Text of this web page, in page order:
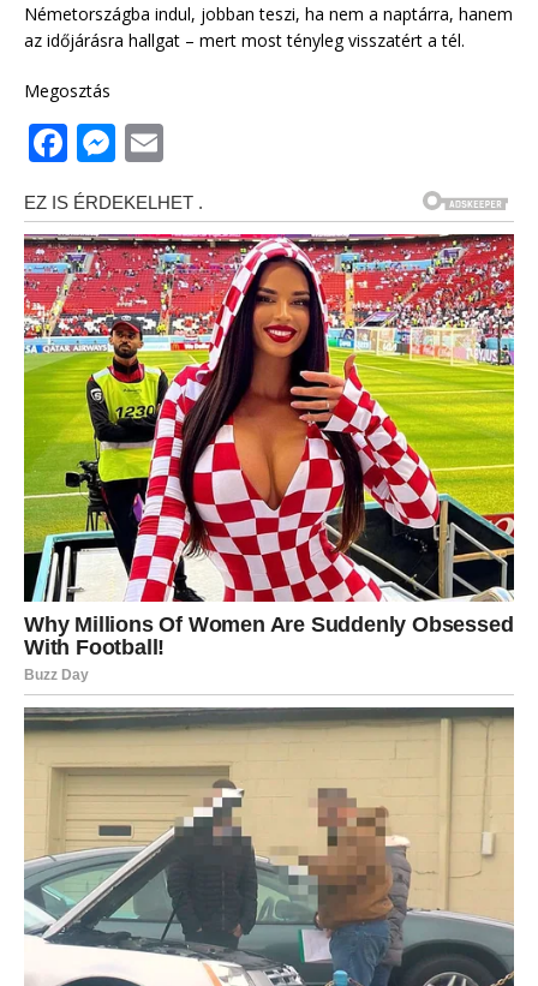
Németországba indul, jobban teszi, ha nem a naptárra, hanem
az időjárásra hallgat – mert most tényleg visszatért a tél.
Megosztás
F
a
c
e
b
o
o
k
M
ss
e
n
g
e
r
ai
l